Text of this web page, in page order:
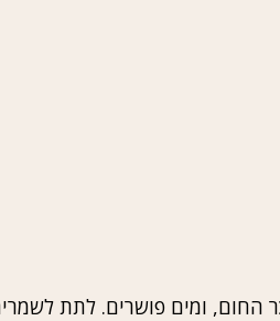
ומים פושרים. לתת